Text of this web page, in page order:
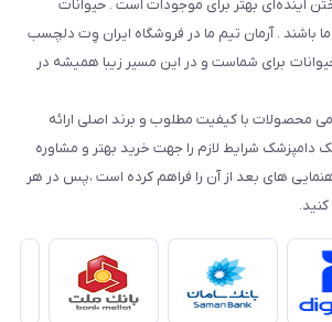
آینده‌ای بهتر برای موجودات است . حیوانات
باشند . آرمان تیم ما در فروشگاه ایران وِت دلچسب
برای شماست و در این مسیر زیبا همیشه در
محصولات با کیفیت مطلوب و برند اصلی ارائه
شرایط لازم را جهت خرید بهتر و مشاوره
های بعد از آن را فراهم کرده است ،پس در هر